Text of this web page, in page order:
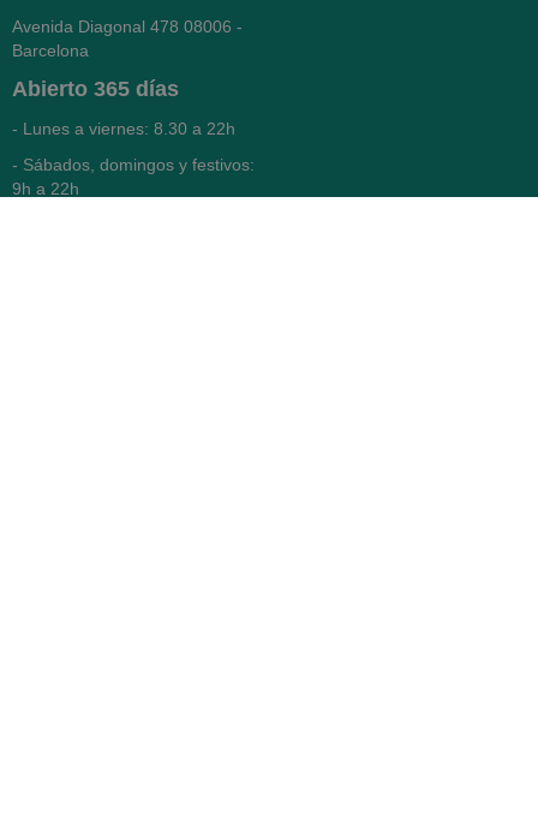
Avenida Diagonal 478 08006 -
Barcelona
Abierto 365 días
- Lunes a viernes: 8.30 a 22h
- Sábados, domingos y festivos:
9h a 22h